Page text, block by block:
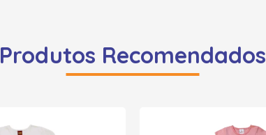
Produtos Recomendados